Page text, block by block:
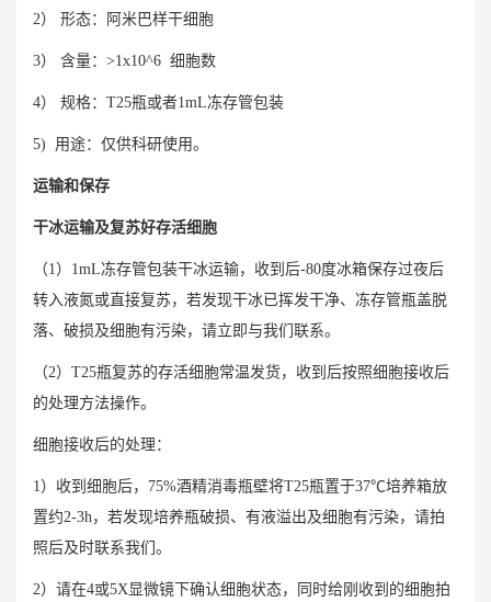
2） 形态：阿米巴样干细胞
3） 含量：>1x10^6 细胞数
4） 规格：T25瓶或者1mL冻存管包装
5) 用途：仅供科研使用。
运输和保存
干冰运输及复苏好存活细胞
（1）1mL冻存管包装干冰运输，收到后-80度冰箱保存过夜后
转入液氮或直接复苏，若发现干冰已挥发干净、冻存管瓶盖脱
落、破损及细胞有污染，请立即与我们联系。
（2）T25瓶复苏的存活细胞常温发货，收到后按照细胞接收后
的处理方法操作。
细胞接收后的处理：
1）收到细胞后，75%酒精消毒瓶壁将T25瓶置于37℃培养箱放
置约2-3h，若发现培养瓶破损、有液溢出及细胞有污染，请拍
照后及时联系我们。
2）请在4或5X显微镜下确认细胞状态，同时给刚收到的细胞拍